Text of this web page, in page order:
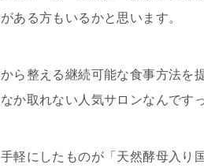
ある方もいるかと思います。
ら整える継続可能な食事方法を
か取れない人気サロンなんです
軽にしたものが「天然酵母入り